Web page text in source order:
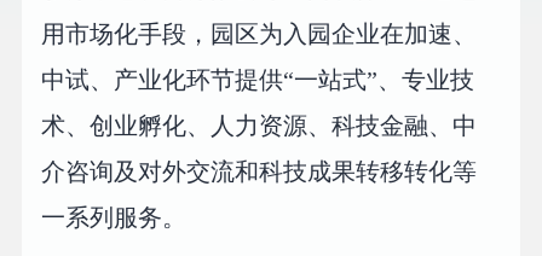
用市场化手段，园区为入园企业在加速、
中试、产业化环节提供“一站式”、专业技
术、创业孵化、人力资源、科技金融、中
介咨询及对外交流和科技成果转移转化等
一系列服务。